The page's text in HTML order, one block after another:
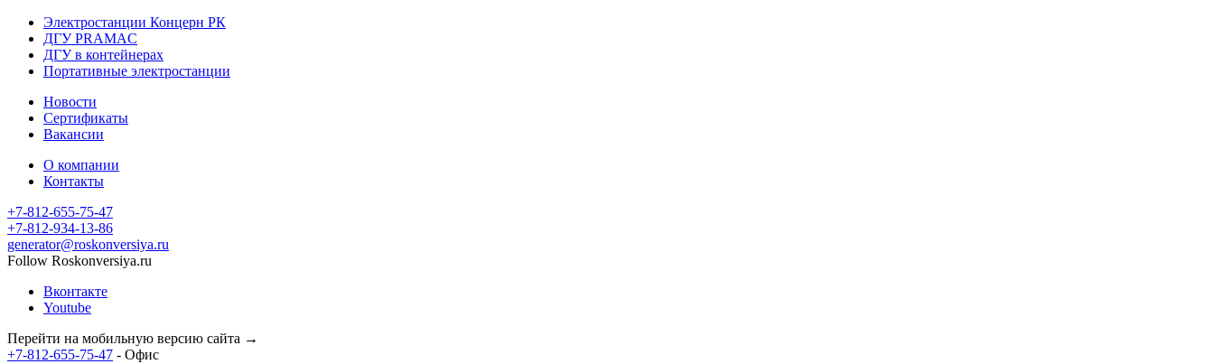
Электростанции Концерн РК
ДГУ PRAMAC
ДГУ в контейнерах
Портативные электростанции
Новости
Сертификаты
Вакансии
О компании
Контакты
+7-812-655-75-47
+7-812-934-13-86
generator@roskonversiya.ru
Follow Roskonversiya.ru
Вконтакте
Youtube
Перейти на мобильную версию сайта →
+7-812-655-75-47 - Офис